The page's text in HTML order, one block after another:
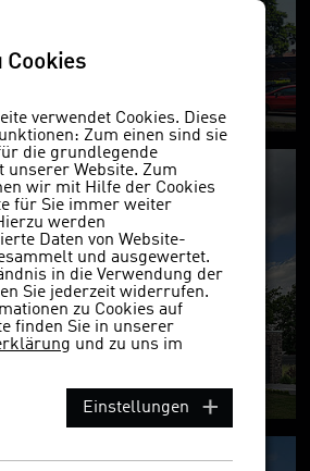
7510 7564 7544
Cookies
verwendet Cookies. Diese
Zum einen sind sie
die grundlegende
unserer Website. Zum
wir mit Hilfe der Cookies
für Sie immer weiter
werden
Daten von Website-
und ausgewertet.
in die Verwendung der
Sie jederzeit widerrufen.
zu Cookies auf
finden Sie in unserer
und zu uns im
Einstellungen